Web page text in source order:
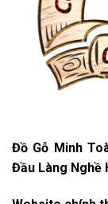
Đồ Gỗ Minh
Đầu Làng Nghề